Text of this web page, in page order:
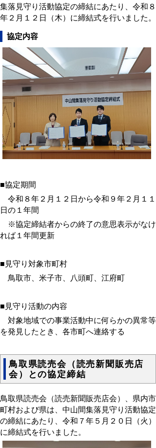
集落見守り活動協定の締結にあたり、令和８
年２月１２日（木）に締結式を行いました。
協定内容
■協定期間
令和８年２月１２日から令和９年２月１１
日の１年間
※協定締結者からの終了の意思表示がなけ
れば１年間更新
■見守り対象市町村
鳥取市、米子市、八頭町、江府町
■見守り活動の内容
対象地域での事業活動中に何らかの異常等
を発見したとき、各市町へ連絡する
鳥取県読売会（読売新聞販売店
会）との協定締結
鳥取県読売会（読売新聞販売店会）、県内市
町村および県は、中山間集落見守り活動協定
の締結にあたり、令和７年５月２０日（火）
に締結式を行いました。